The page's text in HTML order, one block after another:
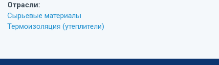
Отрасли:
Сырьевые материалы
Термоизоляция (утеплители)